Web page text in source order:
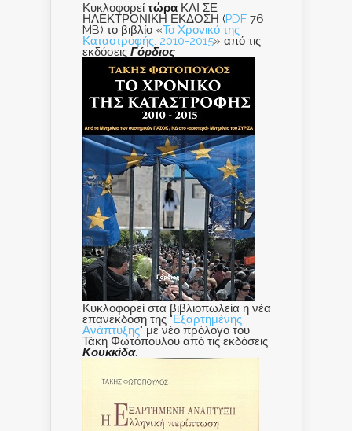
Κυκλοφορεί τώρα ΚΑΙ ΣΕ
ΗΛΕΚΤΡΟΝΙΚΗ ΕΚΔΟΣΗ (PDF 76
MB) το βιβλίο «Το Χρονικό της
Καταστροφής: 2010-2015» από τις
εκδόσεις Γόρδιος
Κυκλοφορεί στα βιβλιοπωλεία η νέα
επανέκδοση της "Εξαρτημένης
Ανάπτυξης" με νέο πρόλογο του
Τάκη Φωτόπουλου από τις εκδόσεις
Κουκκίδα.